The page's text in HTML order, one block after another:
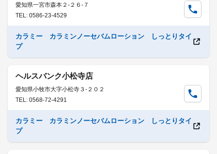
愛知県一宮市森本２-２６-７
TEL: 0586-23-4529
カラミー カラミンノーセバムローション しっとりタイ
プ
ヘルスバンク小松寺店
愛知県小牧市大字小松寺３-２０２
TEL: 0568-72-4291
カラミー カラミンノーセバムローション しっとりタイ
プ